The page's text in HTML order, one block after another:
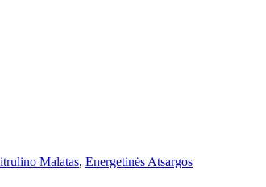
Malatas, Energetinės Atsargos